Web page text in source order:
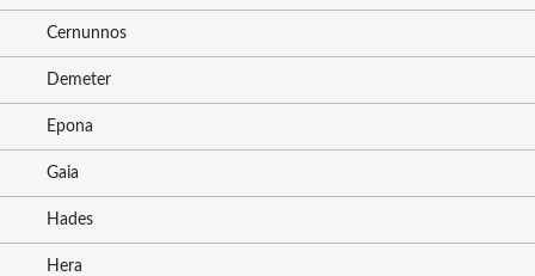
Cernunnos
Demeter
Epona
Gaia
Hades
Hera